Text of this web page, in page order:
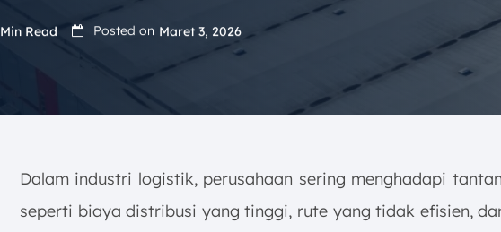
Min Read Posted on Maret 3, 2026
Dalam industri logistik, perusahaan sering menghadapi
seperti biaya distribusi yang tinggi, rute yang tidak efisien,